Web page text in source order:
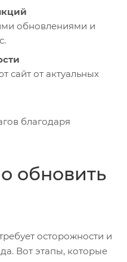
обновлениями и
сайт от актуальных
благодаря
обновить
осторожности и
Вот этапы, которые